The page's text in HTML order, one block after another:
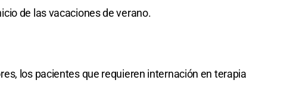
de las vacaciones de verano.
los pacientes que requieren internación en terapia